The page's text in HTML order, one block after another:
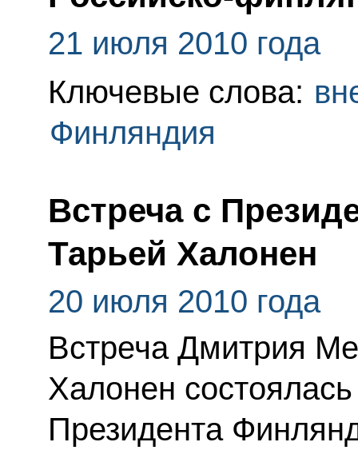
21 июля 2010 года
Ключевые слова:
Финляндия
Встреча с
Тарьей Халонен
20 июля 2010 года
Встреча Дмитрия
Халонен
Президента